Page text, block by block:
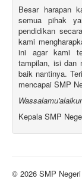
Besar harapan
semua pihak
pendidikan
kami
ini agar kami
tampilan, isi dan
baik nantinya.
mencapai SMP
Kepala SMP
© 2026 SMP